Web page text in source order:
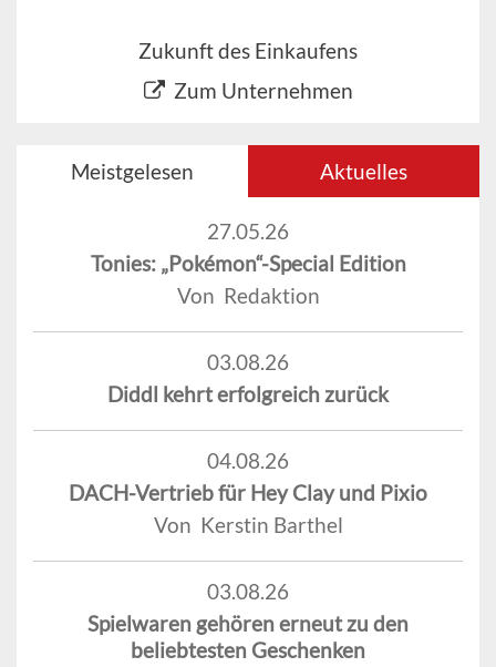
Zukunft des Einkaufens
Zum Unternehmen
Meistgelesen Aktuelles
27.05.26
Tonies: „Pokémon“-Special Edition
Von Redaktion
03.08.26
Diddl kehrt erfolgreich zurück
04.08.26
DACH-Vertrieb für Hey Clay und Pixio
Von Kerstin Barthel
03.08.26
Spielwaren gehören erneut zu den
beliebtesten Geschenken